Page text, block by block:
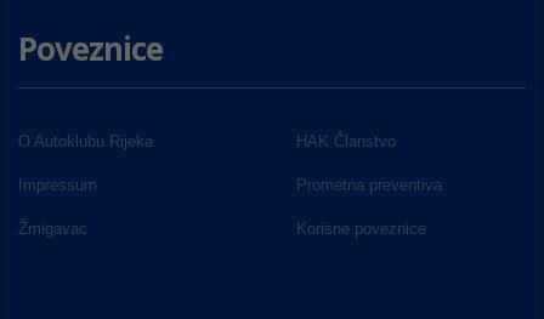
Poveznice
O Autoklubu Rijeka HAK Članstvo
Impressum Prometna preventiva
Žmigavac Korisne poveznice